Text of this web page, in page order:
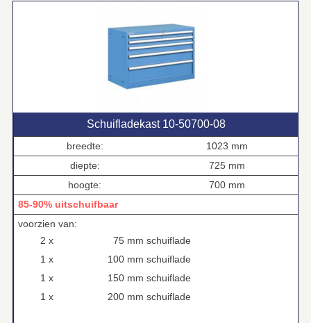
Schuifladekast 10‑50700‑08
breedte:
1023 mm
diepte:
725 mm
hoogte:
700 mm
85-90% uitschuifbaar
voorzien van:
2 x
75 mm schuiflade
1 x
100 mm schuiflade
1 x
150 mm schuiflade
1 x
200 mm schuiflade